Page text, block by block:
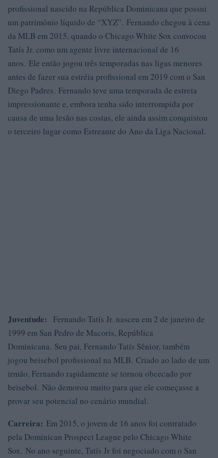
profissional nascido na República Dominicana que possui
um patrimônio líquido de “XYZ”. Fernando chegou à cena
da MLB em 2015, quando o Chicago White Sox convocou
Tatís Jr. como um agente livre internacional de 16
anos. Ele então jogou três temporadas nas ligas menores
antes de fazer sua estréia profissional em 2019 com o San
Diego Padres. Fernando teve uma temporada de estreia
impressionante e, embora tenha sido interrompida por
causa de uma lesão nas costas, ele ainda assim conquistou
o terceiro lugar como Estreante do Ano da Liga Nacional.
Juventude: Fernando Tatís Jr. nasceu em 2 de janeiro de
1999 em San Pedro de Macoris, República
Dominicana. Seu pai, Fernando Tatís Sênior, também
jogou beisebol profissional na MLB. Criado ao lado de um
irmão, Fernando rapidamente se tornou obcecado por
beisebol. Não demorou muito para que ele começasse a
provar seu potencial no cenário mundial.
Carreira: Em 2015, o jovem de 16 anos foi contratado
pela Dominican Prospect League pelo Chicago White
Sox. No ano seguinte, Tatís Jr foi negociado com o San